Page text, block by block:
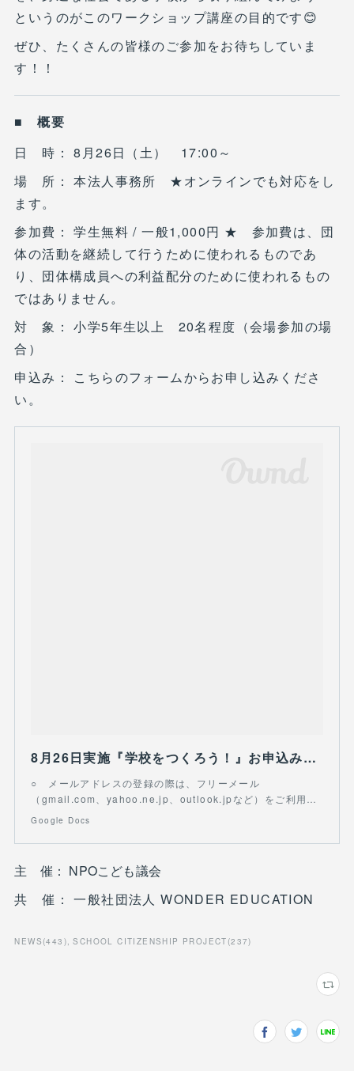
というのがこのワークショップ講座の目的です😊
ぜひ、たくさんの皆様のご参加をお待ちしていま
す！！
■ 概要
日 時： 8月26日（土） 17:00～
場 所： 本法人事務所 ★オンラインでも対応をし
ます。
参加費： 学生無料 / 一般1,000円 ★ 参加費は、団
体の活動を継続して行うために使われるものであ
り、団体構成員への利益配分のために使われるもの
ではありません。
対 象： 小学5年生以上 20名程度（会場参加の場
合）
申込み： こちらのフォームからお申し込みくださ
い。
8月26日実施『学校をつくろう！』お申込みフォーム
○ メールアドレスの登録の際は、フリーメール
（gmail.com、yahoo.ne.jp、outlook.jpなど）をご利用…
Google Docs
主 催： NPOこども議会
共 催： 一般社団法人 WONDER EDUCATION
NEWS (443 ) SCHOOL CITIZENSHIP PROJECT (237)